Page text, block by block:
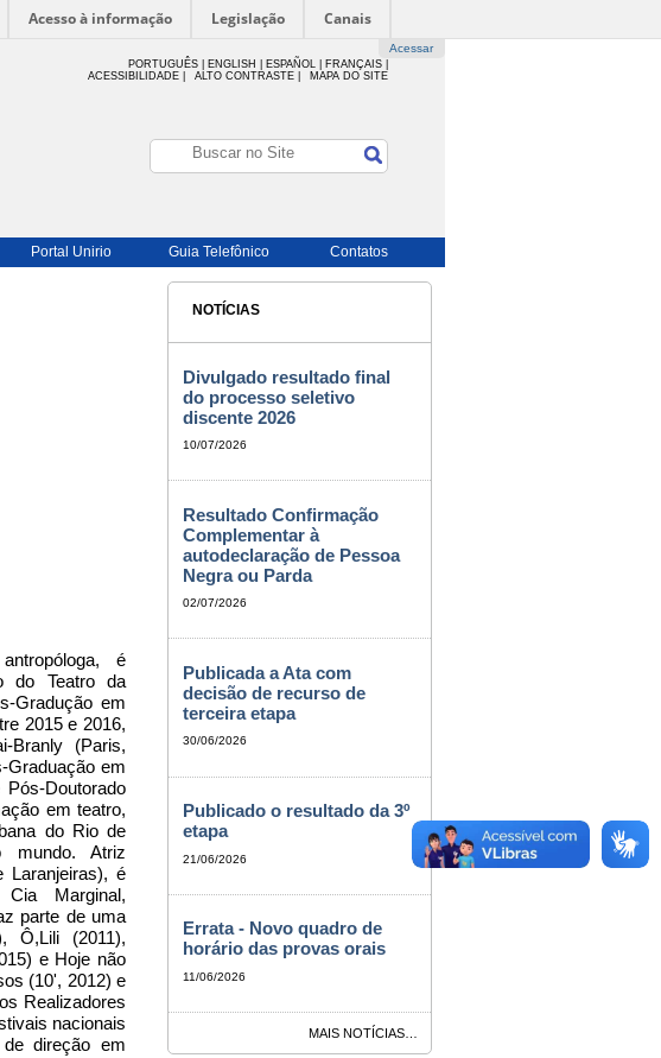
Acesso à informação Legislação Canais
Acessar
PORTUGUÊS | ENGLISH | ESPAÑOL |
FRANÇAIS |
ACESSIBILIDADE
ALTO CONTRASTE | MAPA DO SITE
Portal Unirio Guia Telefônico Contatos
é
do Teatro da
Gradução em
2015 e 2016,
Branly (Paris,
Graduação em
Doutorado
em teatro,
do Rio de
mundo. Atriz
Laranjeiras), é
Marginal,
parte de uma
Ô,Lili (2011),
e Hoje não
(10', 2012) e
Realizadores
nacionais
direção em
NOTÍCIAS
Divulgado resultado final
do processo seletivo
discente 2026
10/07/2026
Resultado Confirmação
Complementar à
autodeclaração de Pessoa
Negra ou Parda
02/07/2026
Publicada a Ata com
decisão de recurso de
terceira etapa
30/06/2026
Publicado o resultado da 3º
etapa
21/06/2026
Errata - Novo quadro de
horário das provas orais
11/06/2026
MAIS NOTÍCIAS…